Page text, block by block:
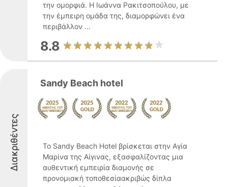
την ομορφιά. Η Ιωάννα Ρακιτσοπούλου, με
την έμπειρη ομάδα της, διαμορφώνει ένα
περιβάλλον ...
8.8
Διακριθέντες
Sandy Beach hotel
Το Sandy Beach Hotel βρίσκεται στην Αγία
Μαρίνα της Αίγινας, εξασφαλίζοντας μια
αυθεντική εμπειρία διαμονής σε
προνομιακή τοποθεσίαακριβώς δίπλα